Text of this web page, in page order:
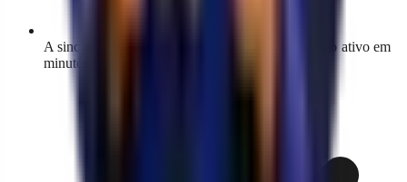
A sincronização inicial importa todo o seu catálogo ativo em
minutos, com progresso visível no painel.